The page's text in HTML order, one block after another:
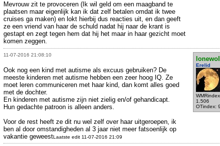
Mevrouw zit te provoceren (Ik wil geld om een maagband te
plaatsen maar eigenlijk kan ik dat zelf betalen omdat ik twee
cruises ga maken) en lokt hierbij dus reacties uit, en dan geeft
ze een vriend van haar de schuld nadat hij naar de krant is
gestapt en zegt tegen hem dat hij het maar in haar gezicht moet
komen zeggen.
11-07-2016 21:08:10
Erelid
1.506
OTindex:
Ook nog een kind met autisme als excuus gebruiken? De
meeste kinderen met autisme hebben een zeer hoog IQ. Ze
moet leren communiceren met haar kind, dan komt alles goed
met de dochter.
En kinderen met autisme zijn niet zielig en/of gehandicapt.
Hun gedachte patroon is alleen anders.
Voor de rest heeft ze dit nu wel zelf over haar uitgeroepen, ik
ben al door omstandigheden al 3 jaar niet meer fatsoenlijk op
vakantie geweestLaatste edit 11-07-2016 21:09